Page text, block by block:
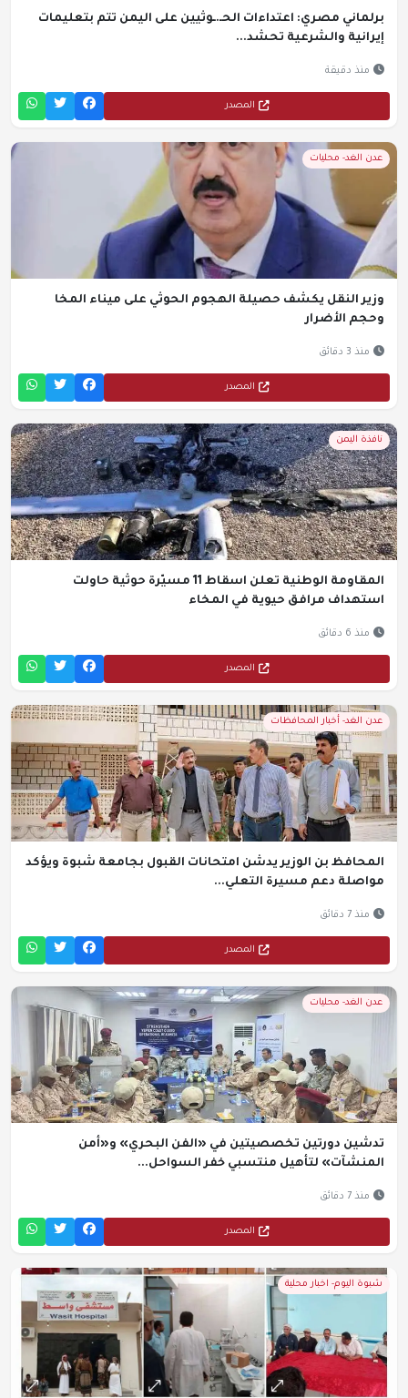
برلماني مصري: اعتداءات الحـ.ـوثيين على اليمن تتم بتعليمات
إيرانية والشرعية تحشد...
منذ دقيقة
المصدر
عدن الغد- محليات
وزير النقل يكشف حصيلة الهجوم الحوثي على ميناء المخا
وحجم الأضرار
منذ 3 دقائق
المصدر
نافذة اليمن
المقاومة الوطنية تعلن اسقاط 11 مسيّرة حوثية حاولت
استهداف مرافق حيوية في المخاء
منذ 6 دقائق
المصدر
عدن الغد- أخبار المحافظات
المحافظ بن الوزير يدشن امتحانات القبول بجامعة شبوة ويؤكد
مواصلة دعم مسيرة التعلي...
منذ 7 دقائق
المصدر
عدن الغد- محليات
تدشين دورتين تخصصيتين في «الفن البحري» و«أمن
المنشآت» لتأهيل منتسبي خفر السواحل...
منذ 7 دقائق
المصدر
شبوة اليوم- اخبار محلية